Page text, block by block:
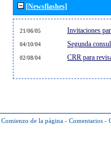
[Newsflashes]
21/06/05 Invitaciones
04/10/04 Segunda
02/08/04 CRR para
Comienzo de la página - Comentarios -